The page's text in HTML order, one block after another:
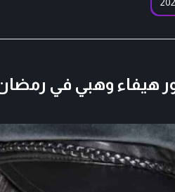
هيفاء وهبي في